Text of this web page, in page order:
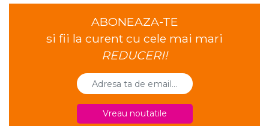
ABONEAZA-TE
si fii la curent cu cele mai mari
REDUCERI!
Vreau noutatile